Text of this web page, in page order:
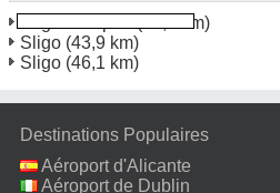
(43,4 km)
Sligo (43,9 km)
Sligo (46,1 km)
Destinations Populaires
Aéroport d'Alicante
Aéroport de Dublin